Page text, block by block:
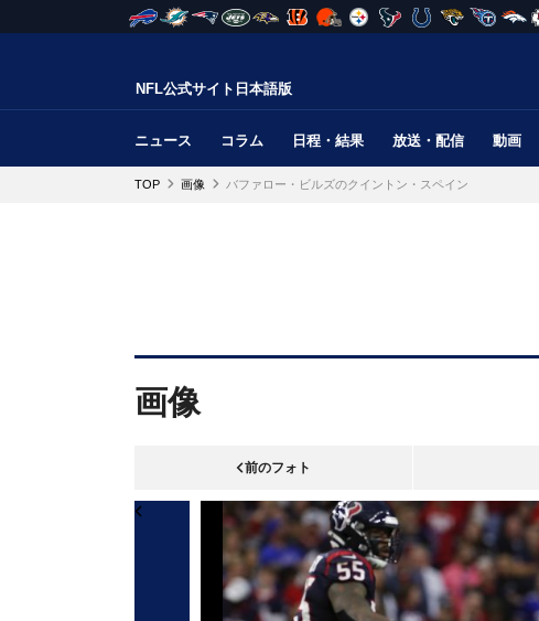
NFL公式サイト日本語版
ニュース コラム 日程・結果 放送・配信 動画
TOP 画像 バファロー・ビルズのクイントン・スペイン
画像
前のフォト